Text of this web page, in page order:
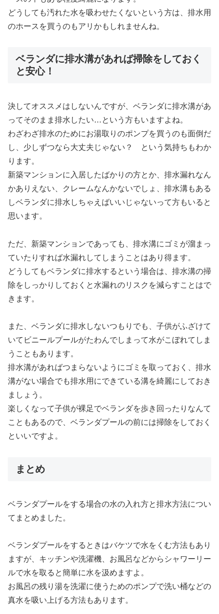
どうしても汚れた水を吸わせたくないという方は、排水用
のホースを買うのもアリかもしれませんね。
ベランダに排水溝があれば掃除をしておく
と安心！
決してオススメはしないんですが、ベランダに排水溝があ
ってそのまま排水したい…という方もいますよね。
わざわざ排水のためにお湯取りのポンプを買うのも面倒だ
し、少しずつなら大丈夫じゃない？ という気持ちもわか
ります。
新築マンションに入居したばかりの方とか、排水漏れなん
かありえない、クレームなんかないでしょ、排水溝もある
しベランダに排水しちゃえばいいじゃないって方もいると
思います。
ただ、新築マンションであっても、排水溝にゴミが溜まっ
ていたりすれば水漏れしてしまうことはあり得ます。
どうしてもベランダに排水するという場合は、 排水溝の掃
除をしっかりしておく と水漏れのリスクを減らすことはで
きます。
また、ベランダに排水しないつもりでも、子供がふざけて
いてビニールプールがたわんでしまって水がこぼれてしま
うこともあります。
排水溝があればつまらないようにゴミを取っておく、排水
溝がない場合でも排水用にできている溝を綺麗にしておき
ましょう。
楽しくなって子供が裸足でベランダを歩き回ったりなんて
こともあるので、ベランダプールの前には掃除をしておく
といいですよ。
まとめ
ベランダプールをする場合の水の入れ方と排水方法につい
てまとめました。
ベランダプールをするときはバケツで水をくむ方法もあり
ますが、キッチンや洗濯機、お風呂などからシャワーリー
ルで水を取ると簡単に水を汲めますよ。
お風呂の残り湯を洗濯に使うためのポンプで洗い桶などの
真水を吸い上げる方法もあります。